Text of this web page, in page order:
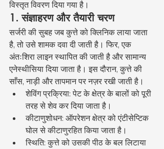
विस्तृत विवरण दिया गया है।
1. संज्ञाहरण और तैयारी चरण
सर्जरी की सुबह जब कुत्ते को क्लिनिक लाया जाता
है, तो उसे शामक दवा दी जाती है। फिर, एक
अंतःशिरा लाइन स्थापित की जाती है और सामान्य
एनेस्थीसिया दिया जाता है। इस दौरान, कुत्ते की
साँस, नाड़ी और तापमान पर नज़र रखी जाती है।
शेविंग प्रक्रिया: पेट के क्षेत्र के बालों को पूरी
तरह से शेव कर दिया जाता है।
कीटाणुशोधन: ऑपरेशन क्षेत्र को एंटीसेप्टिक
घोल से कीटाणुरहित किया जाता है।
स्थिति: कुत्ते को उसकी पीठ के बल लिटाया